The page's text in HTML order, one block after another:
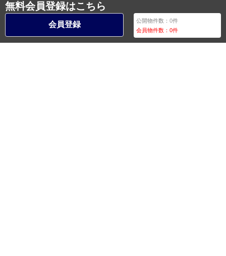
無料会員登録はこちら
会員登録 公開物件数：0件
会員物件数：0件